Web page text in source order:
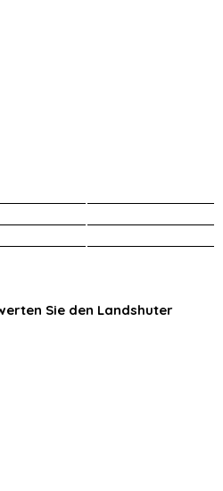
Sie den Landshuter